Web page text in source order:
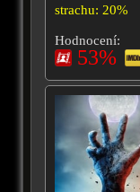
strachu: 20%
Hodnocení:
53%